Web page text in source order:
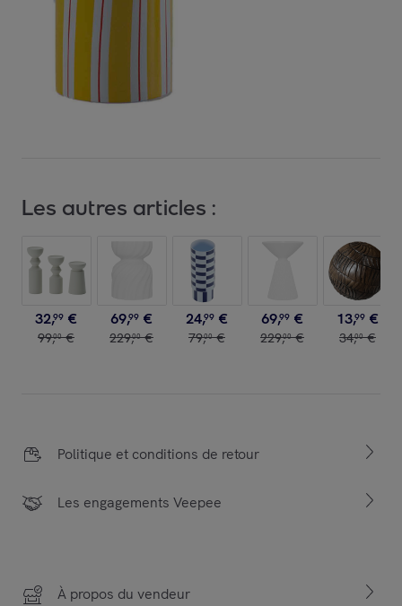
Les autres articles :
32,99 €
99,00 €
69,99 €
229,00 €
24,99 €
79,00 €
69,99 €
229,00 €
13,99 €
34,00 €
Politique et conditions de retour
Les engagements Veepee
À propos du vendeur